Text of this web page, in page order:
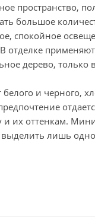
пространство,
большое
спокойное
отделке
дерево,
и черного,
и их оттенкам.
лишь одно